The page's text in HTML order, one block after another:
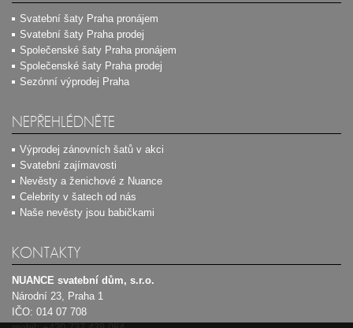
Svatební šaty Praha pronájem
Svatební šaty Praha prodej
Společenské šaty Praha pronájem
Společenské šaty Praha prodej
Sezónní výprodej Praha
NEPŘEHLÉDNĚTE
Výprodej zánovních šatů v akci
Svatební zajímavosti
Nevěsty a ženichové z Nuance
Celebrity v šatech od nás
Naše nevěsty jsou babičkami
KONTAKTY
NUANCE svatební dům, s.r.o.
Národní 23, Praha 1
IČO: 014 07 708